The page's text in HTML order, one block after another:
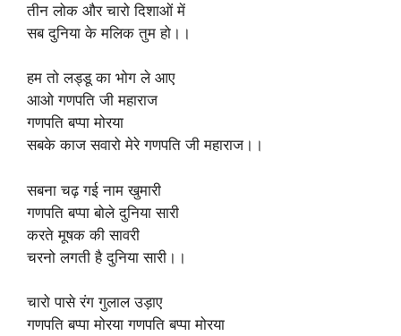
तीन लोक और चारो दिशाओं में
सब दुनिया के मलिक तुम हो।।
हम तो लड्डू का भोग ले आए
आओ गणपति जी महाराज
गणपति बप्पा मोरया
सबके काज सवारो मेरे गणपति जी महाराज।।
सबना चढ़ गई नाम खुमारी
गणपति बप्पा बोले दुनिया सारी
करते मूषक की सावरी
चरनो लगती है दुनिया सारी।।
चारो पासे रंग गुलाल उड़ाए
गणपति बप्पा मोरया गणपति बप्पा मोरया